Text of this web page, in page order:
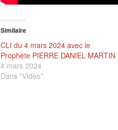
Similaire
CLI du 4 mars 2024 avec le
Prophète PIERRE DANIEL MARTIN
4 mars 2024
Dans "Vidéo"